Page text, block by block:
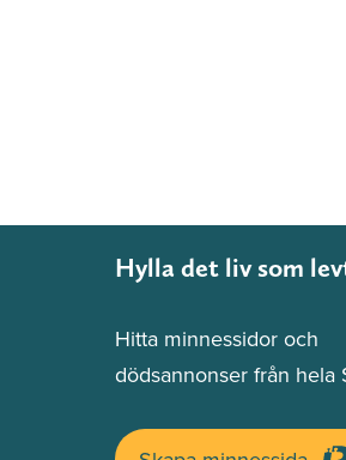
Hylla det liv som
Hitta minnessidor och
dödsannonser från hela